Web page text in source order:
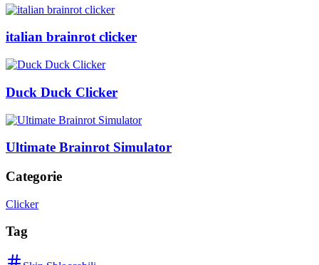
italian brainrot clicker
Duck Duck Clicker
Ultimate Brainrot Simulator
Categorie
Clicker
Tag